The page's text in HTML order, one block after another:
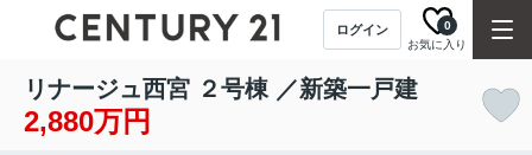
ログイン
お気に入り
0
リナージュ西宮 ２号棟 ／新築一戸建
2,880万円